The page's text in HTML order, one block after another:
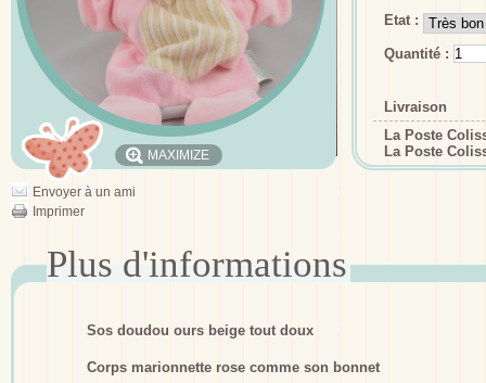
MAXIMIZE
Envoyer à un ami
Imprimer
Etat :
Quantité :
Livraison
La Poste
La Poste
Sos doudou ours beige tout doux
Corps marionnette rose comme son bonnet